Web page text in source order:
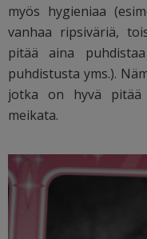
myös hygieniaa
vanhaa ripsiväriä,
pitää aina
puhdistusta yms.).
jotka on hyvä pitää
meikata.